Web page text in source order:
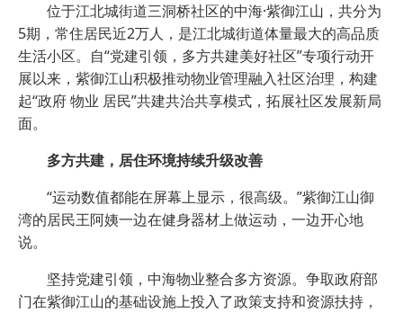
位于江北城街道三洞桥社区的中海·紫御江山，共分为
5期，常住居民近2万人，是江北城街道体量最大的高品质
生活小区。自“党建引领，多方共建美好社区”专项行动开
展以来，紫御江山积极推动物业管理融入社区治理，构建
起“政府 物业 居民”共建共治共享模式，拓展社区发展新局
面。
多方共建，居住环境持续升级改善
“运动数值都能在屏幕上显示，很高级。”紫御江山御
湾的居民王阿姨一边在健身器材上做运动，一边开心地
说。
坚持党建引领，中海物业整合多方资源。争取政府部
门在紫御江山的基础设施上投入了政策支持和资源扶持，